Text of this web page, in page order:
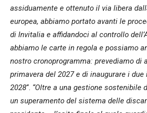
assiduamente e ottenuto il via libera
europea, abbiamo portato avanti le
di Invitalia e affidandoci al controllo
abbiamo le carte in regola e possiamo
nostro cronoprogramma: prevediamo di
primavera del 2027 e di inaugurare i
2028“. “Oltre a una gestione sostenibile
un superamento del sistema delle